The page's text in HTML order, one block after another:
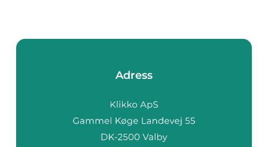
Adress